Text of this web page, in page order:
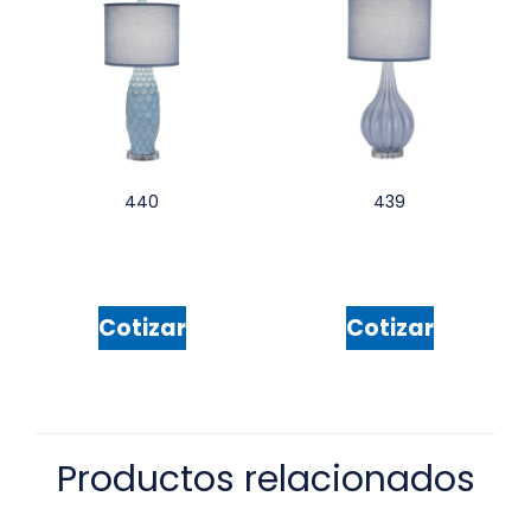
440
Cotizar
439
Cotizar
Productos relacionados